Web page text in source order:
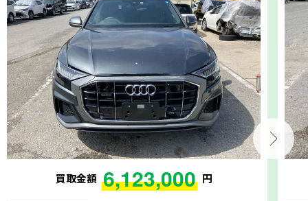
買取金額 6,123,000 円